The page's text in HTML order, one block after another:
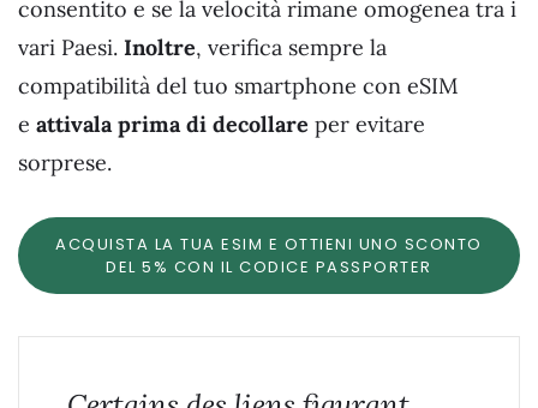
consentito e se la velocità rimane omogenea tra i
vari Paesi. Inoltre, verifica sempre la
compatibilità del tuo smartphone con eSIM
e attivala prima di decollare per evitare
sorprese.
ACQUISTA LA TUA ESIM E OTTIENI UNO SCONTO
DEL 5% CON IL CODICE PASSPORTER